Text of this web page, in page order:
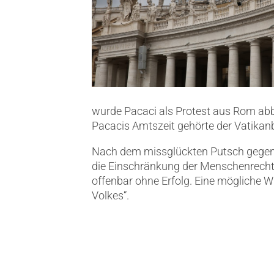
wurde Pacaci als Protest aus Rom
Pacacis Amtszeit gehörte der
Nach dem missglückten Putsch
die Einschränkung der
offenbar ohne Erfolg. Eine mögliche
Volkes“.